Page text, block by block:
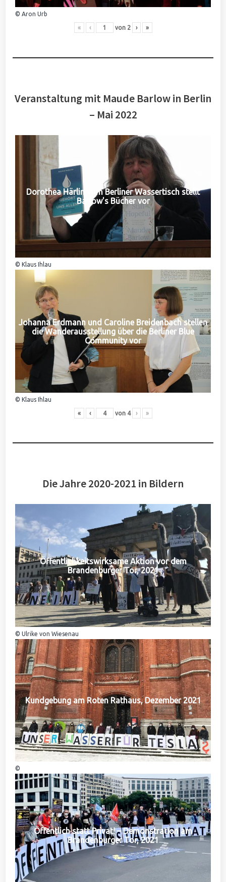
© Aron Urb
« ‹ von 2 › »
Veranstaltung mit Maude Barlow in Berlin
– Mai 2022
Dorothea Härlin vom Berliner Wassertisch stellt
Barlow's Bücher vor
© Klaus Ihlau
Johanna Erdmann und Caroline Breidenbach stellen
die Wanderausstellung über die Berliner Blue
Community vor
© Klaus Ihlau
« ‹ von 4 › »
Die Jahre 2020-2021 in Bildern
Öffentlichkeitswirksame Aktion vor dem
Brandenburger Tor, 2021
© Ulrike von Wiesenau
Kundgebung am Roten Rathaus, Dezember 2021
©
Öffentlich statt Privat! – Demonstration am
Brandenburger Tor, 2021